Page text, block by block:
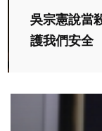
吳宗憲說當
護我們安全